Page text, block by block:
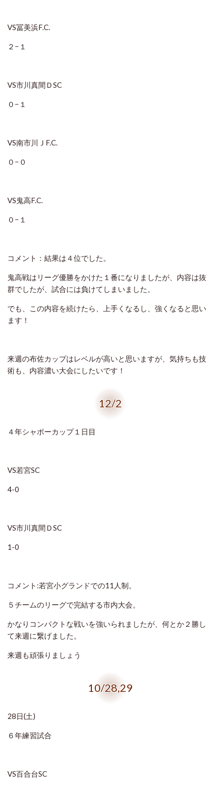
VS冨美浜F.C.
２−１
VS市川真間ＤSC
０−１
VS南市川ＪF.C.
０−０
VS鬼高F.C.
０−１
コメント：結果は４位でした。
鬼高戦はリーグ優勝をかけた１番になりましたが、内容は抜
群でしたが、試合には負けてしまいました。
でも、この内容を続けたら、上手くなるし、強くなると思い
ます！
来週の布佐カップはレベルが高いと思いますが、気持ちも技
術も、内容濃い大会にしたいです！
12/2
４年シャポーカップ１日目
VS若宮SC
4-0
VS市川真間ＤSC
1-0
コメント:若宮小グランドでの11人制。
５チームのリーグで完結する市内大会。
かなりコンパクトな戦いを強いられましたが、何とか２勝し
て来週に繋げました。
来週も頑張りましょう
10/28,29
28日(土)
６年練習試合
VS百合台SC